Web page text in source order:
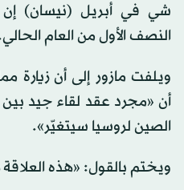
شي في أبريل (نيسان)
النصف الأول من العام
ويلفت مازور إلى أن زيارة
أن «مجرد عقد لقاء جيد
الصين لروسيا سيتغيّر».
ويختم بالقول: «هذه